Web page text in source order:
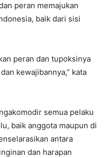
peran memajukan
baik dari sisi
peran dan tupoksinya
kewajibannya,” kata
semua pelaku
baik anggota maupun di
antara
dan harapan